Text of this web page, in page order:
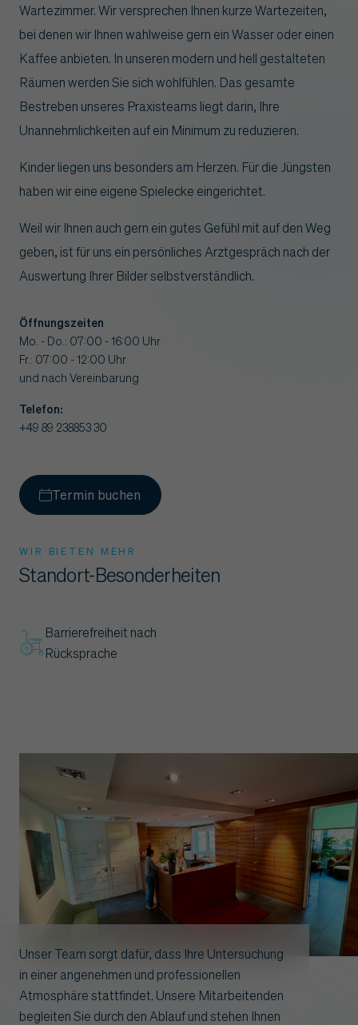
Wartezimmer. Wir versprechen Ihnen kurze Wartezeiten,
bei denen wir Ihnen wahlweise gern ein Wasser oder einen
Kaffee anbieten. In unseren modern und hell gestalteten
Räumen werden Sie sich wohlfühlen. Das gesamte
Bestreben unseres Praxisteams liegt darin, Ihre
Unannehmlichkeiten auf ein Minimum zu reduzieren.
Kinder liegen uns besonders am Herzen. Für die Jüngsten
haben wir eine eigene Spielecke eingerichtet.
Weil wir Ihnen auch gern ein gutes Gefühl mit auf den Weg
geben, ist für uns ein persönliches Arztgespräch nach der
Auswertung Ihrer Bilder selbstverständlich.
Öffnungszeiten
Mo. - Do.: 07:00 - 16:00 Uhr
Fr.: 07:00 - 12:00 Uhr
und nach Vereinbarung
Telefon:
+49 89 238853 30
Termin buchen
WIR BIETEN MEHR
Standort-Besonderheiten
Barrierefreiheit nach
Rücksprache
Unser Team sorgt dafür, dass Ihre Untersuchung
in einer angenehmen und professionellen
Atmosphäre stattfindet. Unsere Mitarbeitenden
begleiten Sie durch den Ablauf und stehen Ihnen